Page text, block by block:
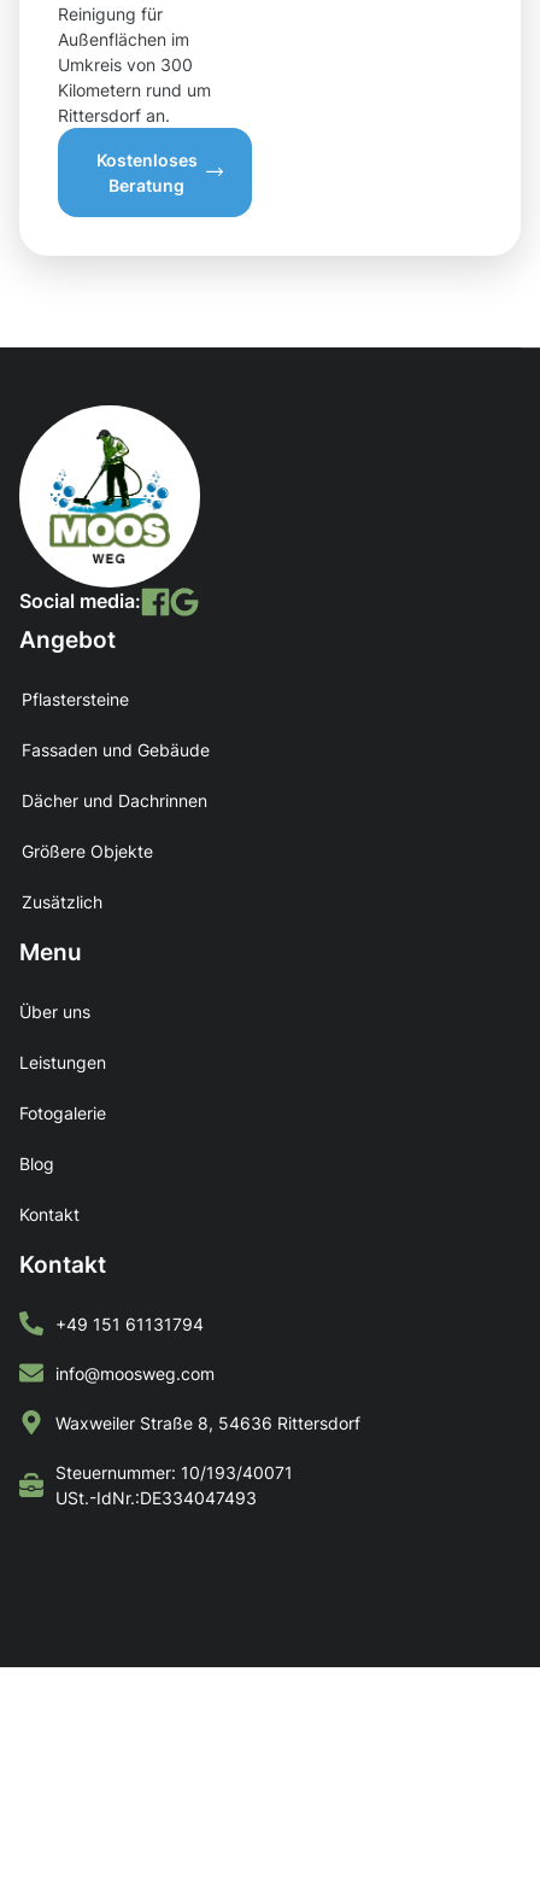
Reinigung für
Außenflächen im
Umkreis von 300
Kilometern rund um
Rittersdorf an.
Kostenloses
Beratung
Social media:
Angebot
Pflastersteine
Fassaden und Gebäude
Dächer und Dachrinnen
Größere Objekte
Zusätzlich
Menu
Über uns
Leistungen
Fotogalerie
Blog
Kontakt
Kontakt
+49 151 61131794
info@moosweg.com
Waxweiler Straße 8, 54636 Rittersdorf
Steuernummer: 10/193/40071
USt.-IdNr.:DE334047493